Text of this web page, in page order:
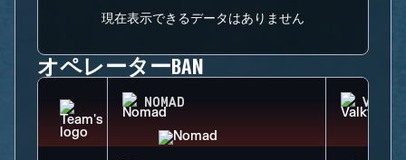
現在表示できるデータはありません
オペレーターBAN
NOMAD